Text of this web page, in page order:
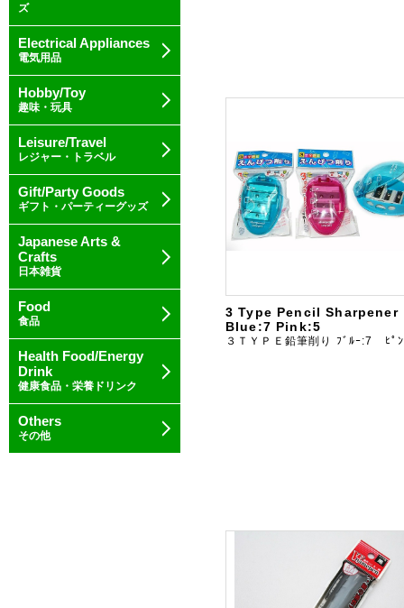
ズ
Electrical Appliances
電気用品
Hobby/Toy
趣味・玩具
Leisure/Travel
レジャー・トラベル
Gift/Party Goods
ギフト・パーティーグッズ
Japanese Arts &
Crafts
日本雑貨
Food
食品
Health Food/Energy
Drink
健康食品・栄養ドリンク
Others
その他
3 Type Pencil Sharpener
Blue:7 Pink:5
３ＴＹＰＥ鉛筆削り ﾌﾞﾙｰ:7 ﾋﾟ